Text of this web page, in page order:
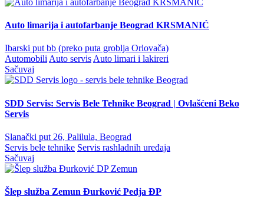
Auto limarija i autofarbanje Beograd KRSMANIĆ
Ibarski put bb (preko puta groblja Orlovača)
AutomobiliAuto servisAuto limari i lakireri
Sačuvaj
SDD Servis: Servis Bele Tehnike Beograd | Ovlašćeni Beko
Servis
Slanački put 26, Palilula, Beograd
Servis bele tehnike Servis rashladnih uređaja
Sačuvaj
Šlep služba Zemun Đurković Pedja ĐP